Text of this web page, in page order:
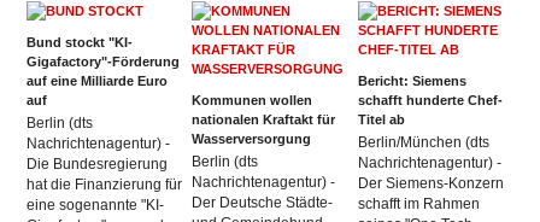
Bund stockt "KI-
Gigafactory"-Förderung
auf eine Milliarde Euro
auf
Berlin (dts
Nachrichtenagentur) -
Die Bundesregierung
hat die Finanzierung für
eine sogenannte "KI-
Kommunen wollen
nationalen Kraftakt für
Wasserversorgung
Berlin (dts
Nachrichtenagentur) -
Der Deutsche Städte-
Bericht: Siemens
schafft hunderte Chef-
Titel ab
Berlin/München (dts
Nachrichtenagentur) -
Der Siemens-Konzern
schafft im Rahmen